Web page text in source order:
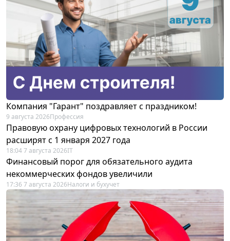
Компания "Гарант" поздравляет с праздником!
9 августа 2026Профессия
Правовую охрану цифровых технологий в России
расширят с 1 января 2027 года
18:04 7 августа 2026IT
Финансовый порог для обязательного аудита
некоммерческих фондов увеличили
17:36 7 августа 2026Налоги и бухучет